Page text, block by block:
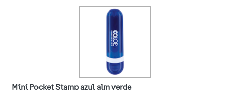
Mini Pocket Stamp azul alm verde